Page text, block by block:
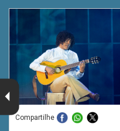
Compartilhe